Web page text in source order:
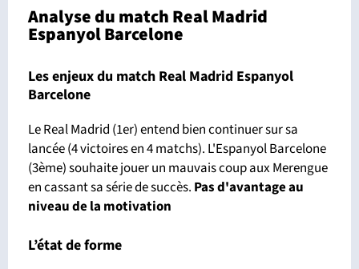
Analyse du match Real Madrid
Espanyol Barcelone
Les enjeux du match Real Madrid Espanyol
Barcelone
Le Real Madrid (1er) entend bien continuer sur sa
lancée (4 victoires en 4 matchs). L'Espanyol Barcelone
(3ème) souhaite jouer un mauvais coup aux Merengue
en cassant sa série de succès. Pas d'avantageau
niveau de la motivation
L’état de forme